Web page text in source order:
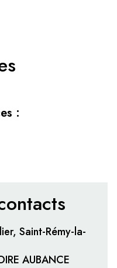
:
Saint-Rémy-la-
AUBANCE